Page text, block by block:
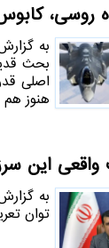
روسی،
هنوز هم
این
به
توان